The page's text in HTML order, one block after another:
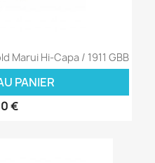
Marui Hi-Capa / 1911 GBB
PANIER
€